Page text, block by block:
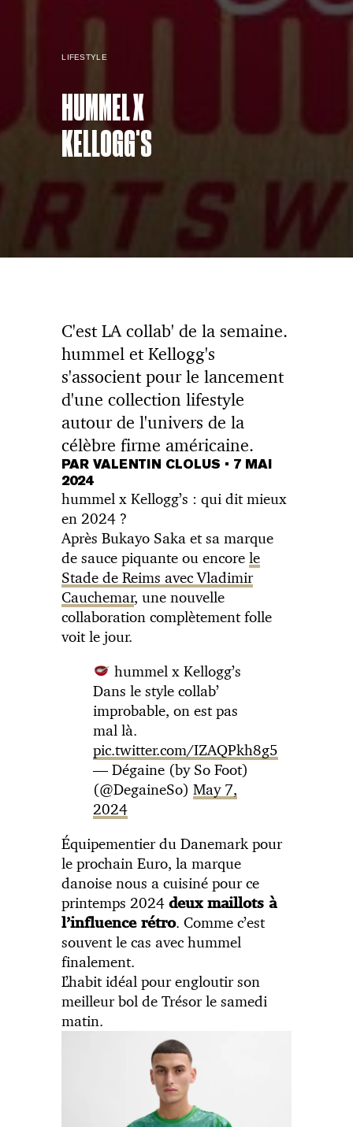
LIFESTYLE
HUMMEL X
KELLOGG'S
C'est LA collab' de la semaine.
hummel et Kellogg's
s'associent pour le lancement
d'une collection lifestyle
autour de l'univers de la
célèbre firme américaine.
PAR VALENTIN CLOLUS • 7 MAI
2024
hummel x Kellogg’s : qui dit mieux
en 2024 ?
Après Bukayo Saka et sa marque
de sauce piquante ou encorele
Stade de Reims avec Vladimir
Cauchemar, une nouvelle
collaboration complètement folle
voit le jour.
hummel x Kellogg’s
Dans le style collab’
improbable, on est pas
mal là.
pic.twitter.com/IZAQPkh8g5
— Dégaine (by So Foot)
(@DegaineSo)May 7,
2024
Équipementier du Danemark pour
le prochain Euro, la marque
danoise nous a cuisiné pour ce
printemps 2024deux maillots à
l’influence rétro. Comme c’est
souvent le cas avec hummel
finalement.
L’habit idéal pour engloutir son
meilleur bol de Trésor le samedi
matin.